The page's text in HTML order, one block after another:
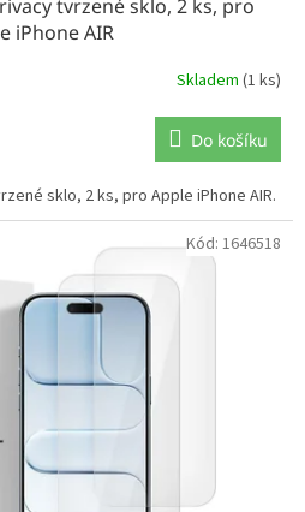
tvrzené sklo, 2 ks, pro
iPhone AIR
Skladem (1 ks)
Do košíku
sklo, 2 ks, pro Apple iPhone AIR.
Kód: 1646518